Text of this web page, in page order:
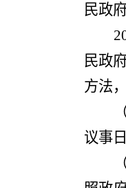
民政
民政
方法
议事